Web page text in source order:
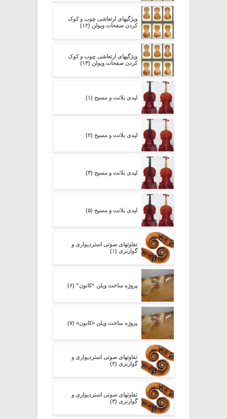
ویژگیهای ارتعاشی چوب و کوک
کردن صفحات ویولن (۱۲)
ویژگیهای ارتعاشی چوب و کوک
کردن صفحات ویولن (۱۳)
لیدی بلانت و مسیح (۱)
لیدی بلانت و مسیح (۲)
لیدی بلانت و مسیح (۳)
لیدی بلانت و مسیح (۵)
تفاوتهای صوتی استردیواری و
گوارنری (۱)
پروژه ساخت ویلن “کانون” (۶)
پروژه ساخت ویلن «کانون» (۷)
تفاوتهای صوتی استردیواری و
گوارنری (۲)
تفاوتهای صوتی استردیواری و
گوارنری (۳)